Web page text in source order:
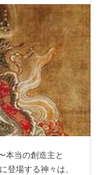
本当の創造主と
場する神々は、